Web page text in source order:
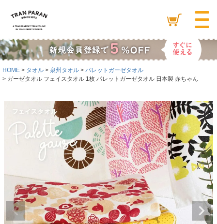
HOME タオル 泉州タオル
パレットガーゼタオル
ガーゼタオル フェイスタオル 1枚 パレットガーゼタオル 日本製 赤ちゃん